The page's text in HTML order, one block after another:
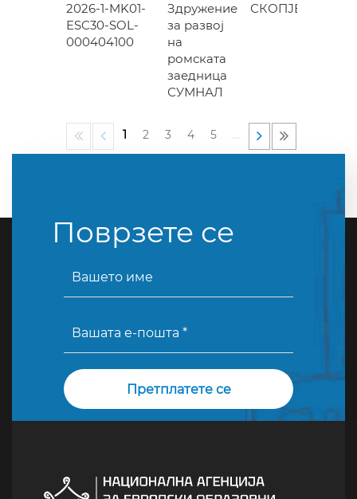
2026-1-MK01-
ESC30-SOL-
000404100
Здружение
за развој
на
ромската
заедница
СУМНАЛ
СКОПЈЕ
1 2 3 4 5 …
Поврзете се